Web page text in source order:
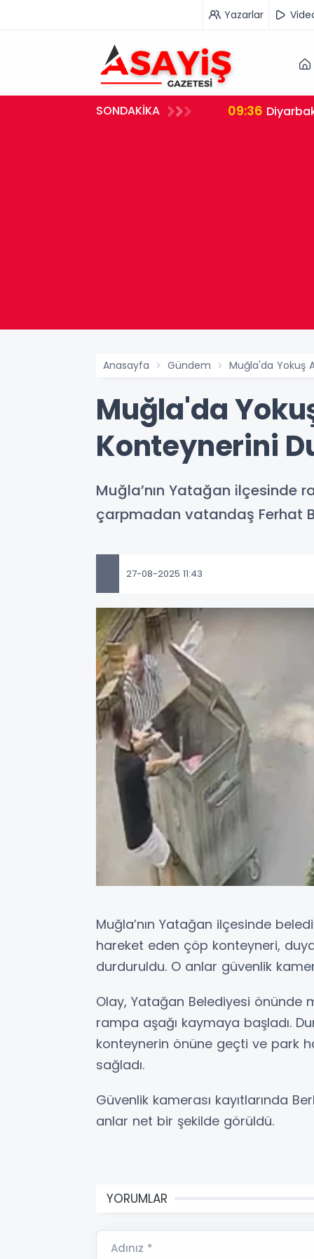
Yazarlar
SONDAKİKA 09:36
Anasayfa Gündem Muğla'da Yokuş
Muğla'da
Konteynerini
Muğla’nın Yatağan ilçesinde
çarpmadan vatandaş Ferhat
27-08-2025 11:43
Muğla’nın Yatağan ilçesinde
hareket eden çöp konteyneri,
durduruldu. O anlar güvenlik
Olay, Yatağan Belediyesi önünde
rampa aşağı kaymaya başladı.
konteynerin önüne geçti ve park
sağladı.
Güvenlik kamerası kayıtlarında
anlar net bir şekilde görüldü.
YORUMLAR
Adınız *